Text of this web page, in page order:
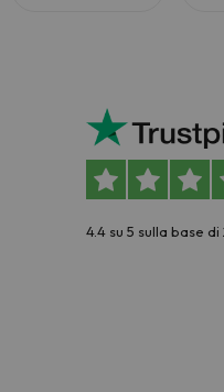
4.4 su 5 sulla base